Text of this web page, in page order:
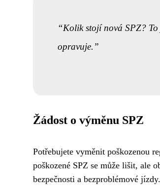
Kolik stojí nová SPZ?
opravuje.
Žádost o výměnu SPZ
Potřebujete vyměnit poškozenou
poškozené SPZ se může lišit, ale
bezpečnosti a bezproblémové